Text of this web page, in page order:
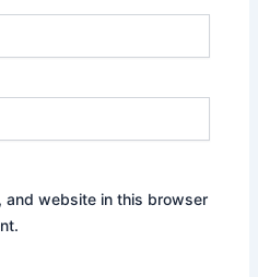
and website in this browser